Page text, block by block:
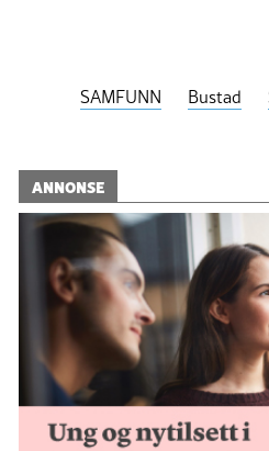
SAMFUNN Bustad
ANNONSE